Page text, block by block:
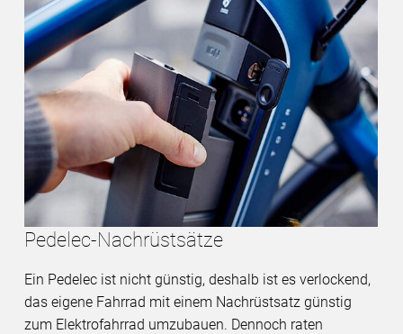
Pedelec-Nachrüstsätze
Ein Pedelec ist nicht günstig, deshalb ist es verlockend,
das eigene Fahrrad mit einem Nachrüstsatz günstig
zum Elektrofahrrad umzubauen. Dennoch raten